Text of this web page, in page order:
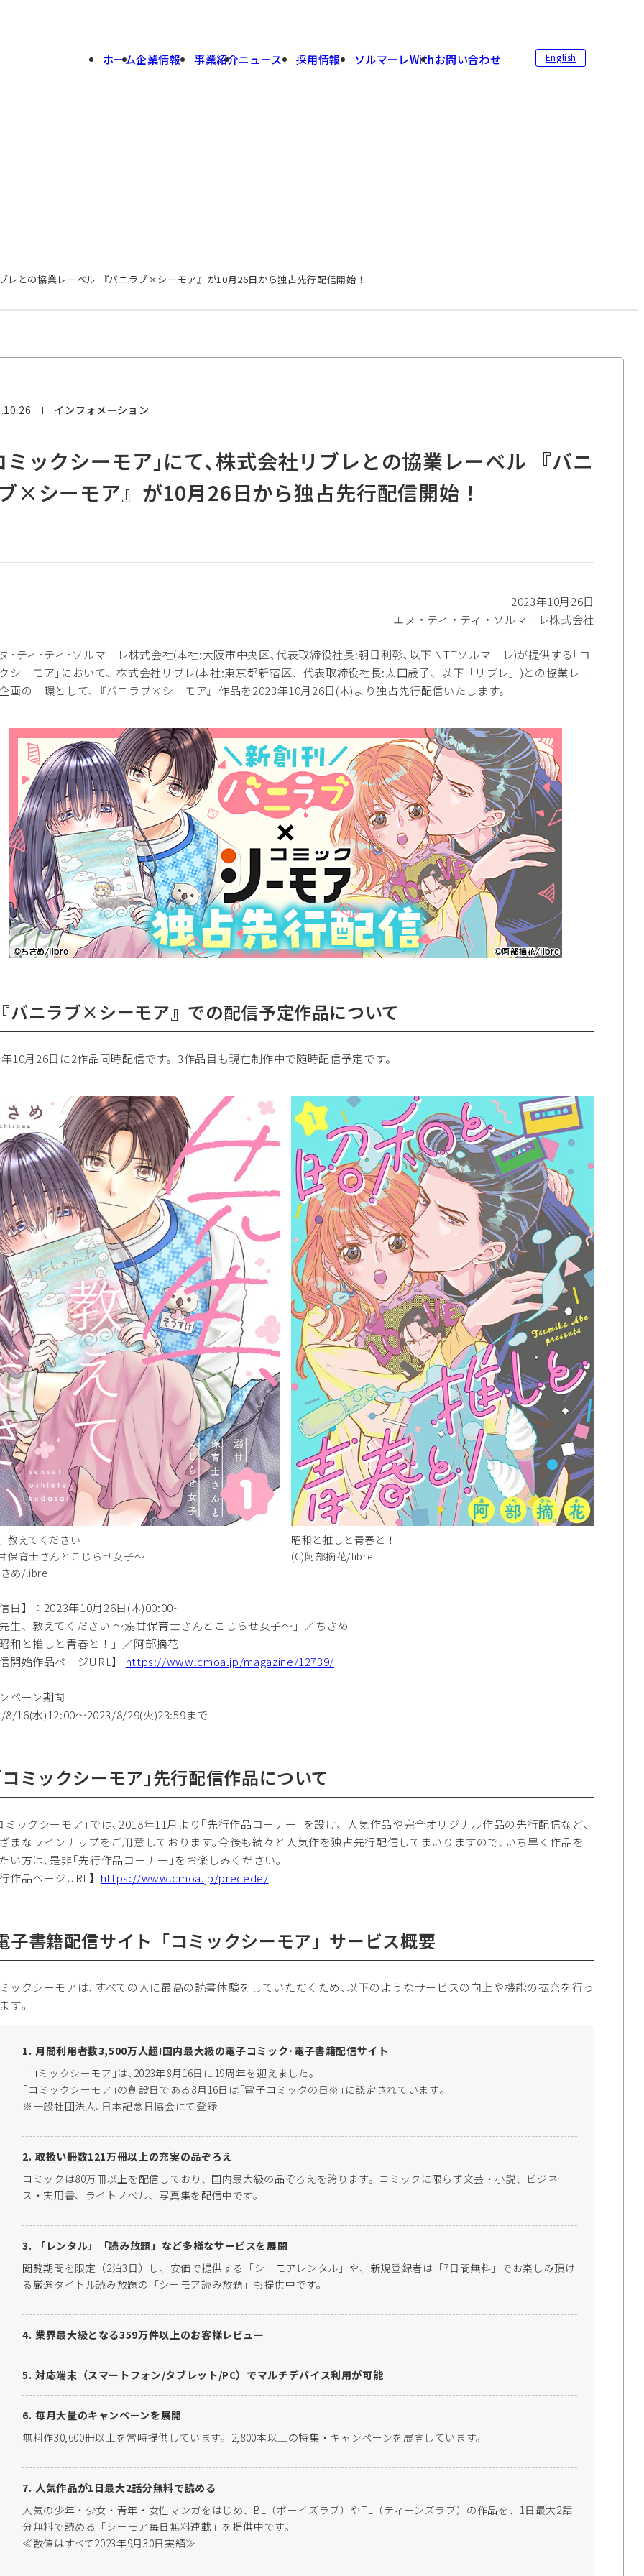
ホーム企業情報 事業紹介ニュース 採用情報 ソルマーレWithお問い合わせ English
レとの協業レーベル 『バニラブ×シーモア』が10月26日から独占先行配信開始！
インフォメーション
ミックシーモア｣にて､株式会社リブレとの協業レーベル 『バニ
×シーモア』が10月26日から独占先行配信開始！
2023年10月26日
エヌ・ティ・ティ・ソルマーレ株式会社
ティ･ティ･ソルマーレ株式会社(本社:大阪市中央区､代表取締役社長:朝日利彰､以下 NTTソルマーレ)が提供する｢コ
シーモア｣において、株式会社リブレ(本社:東京都新宿区、代表取締役社長:太田歳子、以下「リブレ」)との協業レー
画の一環として､『バニラブ×シーモア』作品を2023年10月26日(木)より独占先行配信いたします。
バニラブ×シーモア』での配信予定作品について
10月26日に2作品同時配信です。3作品目も現在制作中で随時配信予定です。
教えてください
保育士さんとこじらせ女子～
め/libre
昭和と推しと青春と！
(C)阿部摘花/libre
日】：2023年10月26日(木)00:00~
生、教えてください ～溺甘保育士さんとこじらせ女子～」／ちさめ
和と推しと青春と！」／阿部摘花
開始作品ページURL】 https://www.cmoa.jp/magazine/12739/
ペーン期間
8/16(水)12:00～2023/8/29(火)23:59まで
ミックシーモア｣先行配信作品について
ックシーモア｣では､2018年11月より｢先行作品コーナー｣を設け、人気作品や完全オリジナル作品の先行配信など､
まなラインナップをご用意しております｡今後も続々と人気作を独占先行配信してまいりますので､いち早く作品を
い方は､是非｢先行作品コーナー｣をお楽しみください｡
作品ページURL】 https://www.cmoa.jp/precede/
子書籍配信サイト「コミックシーモア」サービス概要
クシーモアは､すべての人に最高の読書体験をしていただくため､以下のようなサービスの向上や機能の拡充を行っ
す｡
月間利用者数3,500万人超!国内最大級の電子コミック･電子書籍配信サイト
｢コミックシーモア｣は､2023年8月16日に19周年を迎えました。
｢コミックシーモア｣の創設日である8月16日は｢電子コミックの日※｣に認定されています｡
※一般社団法人､日本記念日協会にて登録
取扱い冊数121万冊以上の充実の品ぞろえ
コミックは80万冊以上を配信しており、国内最大級の品ぞろえを誇ります。コミックに限らず文芸・小説、ビジネ
ス・実用書、ライトノベル、写真集を配信中です。
「レンタル」「読み放題」など多様なサービスを展開
閲覧期間を限定（2泊3日）し、安価で提供する「シーモアレンタル」や、新規登録者は「7日間無料」でお楽しみ頂け
る厳選タイトル読み放題の「シーモア読み放題」も提供中です。
業界最大級となる359万件以上のお客様レビュー
対応端末（スマートフォン/タブレット/PC）でマルチデバイス利用が可能
毎月大量のキャンペーンを展開
無料作30,600冊以上を常時提供しています。2,800本以上の特集・キャンペーンを展開しています。
人気作品が1日最大2話分無料で読める
人気の少年・少女・青年・女性マンガをはじめ、BL（ボーイズラブ）やTL（ティーンズラブ）の作品を、1日最大2話
分無料で読める「シーモア毎日無料連載」を提供中です。
≪数値はすべて2023年9月30日実績≫